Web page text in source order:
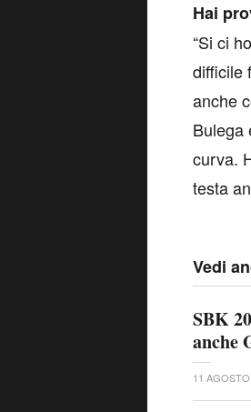
Hai
“Si ci
difficile
anche
Bulega
curva.
testa
Vedi
SBK
anche
11